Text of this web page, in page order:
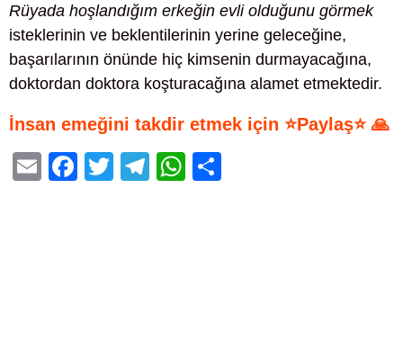
Rüyada hoşlandığım erkeğin evli olduğunu görmek
isteklerinin ve beklentilerinin yerine geleceğine,
başarılarının önünde hiç kimsenin durmayacağına,
doktordan doktora koşturacağına alamet etmektedir.
İnsan emeğini takdir etmek için ⭐Paylaş⭐ 🙏
E
F
T
T
W